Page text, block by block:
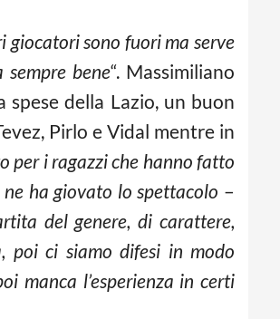
giocatori sono fuori ma serve
bene“. Massimiliano
spese della Lazio, un buon
Pirlo e Vidal mentre in
per i ragazzi che hanno fatto
ha giovato lo spettacolo –
del genere, di carattere,
poi ci siamo difesi in modo
manca l’esperienza in certi